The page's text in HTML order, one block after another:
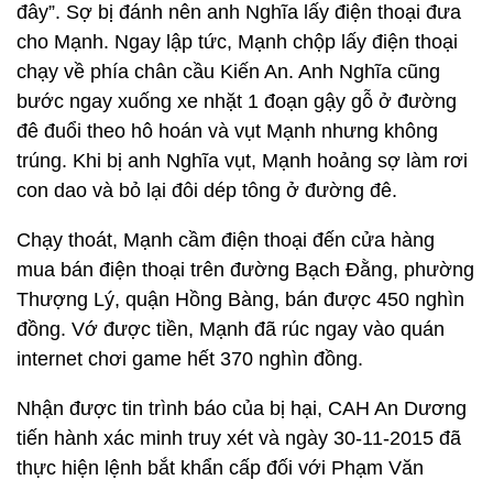
đây”. Sợ bị đánh nên anh Nghĩa lấy điện thoại đưa
cho Mạnh. Ngay lập tức, Mạnh chộp lấy điện thoại
chạy về phía chân cầu Kiến An. Anh Nghĩa cũng
bước ngay xuống xe nhặt 1 đoạn gậy gỗ ở đường
đê đuổi theo hô hoán và vụt Mạnh nhưng không
trúng. Khi bị anh Nghĩa vụt, Mạnh hoảng sợ làm rơi
con dao và bỏ lại đôi dép tông ở đường đê.
Chạy thoát, Mạnh cầm điện thoại đến cửa hàng
mua bán điện thoại trên đường Bạch Đằng, phường
Thượng Lý, quận Hồng Bàng, bán được 450 nghìn
đồng. Vớ được tiền, Mạnh đã rúc ngay vào quán
internet chơi game hết 370 nghìn đồng.
Nhận được tin trình báo của bị hại, CAH An Dương
tiến hành xác minh truy xét và ngày 30-11-2015 đã
thực hiện lệnh bắt khẩn cấp đối với Phạm Văn